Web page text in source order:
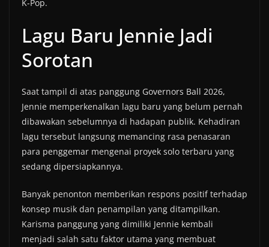
K-Pop.
Lagu Baru Jennie Jadi
Sorotan
Saat tampil di atas panggung Governors Ball 2026,
Jennie memperkenalkan lagu baru yang belum pernah
dibawakan sebelumnya di hadapan publik. Kehadiran
lagu tersebut langsung memancing rasa penasaran
para penggemar mengenai proyek solo terbaru yang
sedang dipersiapkannya.
Banyak penonton memberikan respons positif terhadap
konsep musik dan penampilan yang ditampilkan.
Karisma panggung yang dimiliki Jennie kembali
menjadi salah satu faktor utama yang membuat